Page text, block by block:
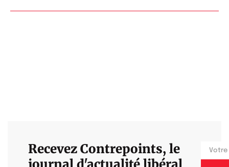
Recevez Contrepoints, le